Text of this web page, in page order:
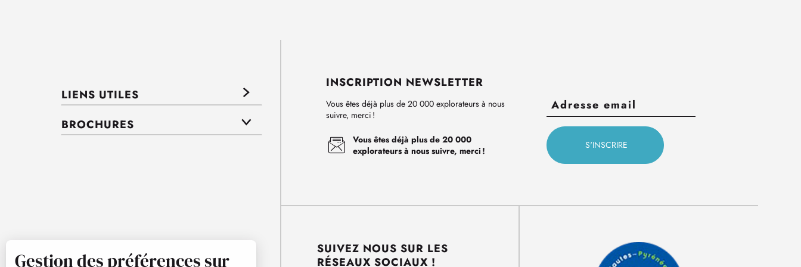
LIENS UTILES
BROCHURES
INSCRIPTION NEWSLETTER
Vous êtes déjà plus de 20 000 explorateurs à nous
suivre, merci !
Vous êtes déjà plus de 20 000
explorateurs à nous suivre, merci !
SUIVEZ NOUS SUR LES
RÉSEAUX SOCIAUX !
Gestion des préférences sur